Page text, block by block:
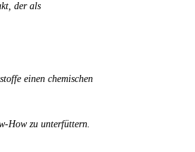
der als
einen chemischen
How zu unterfüttern.